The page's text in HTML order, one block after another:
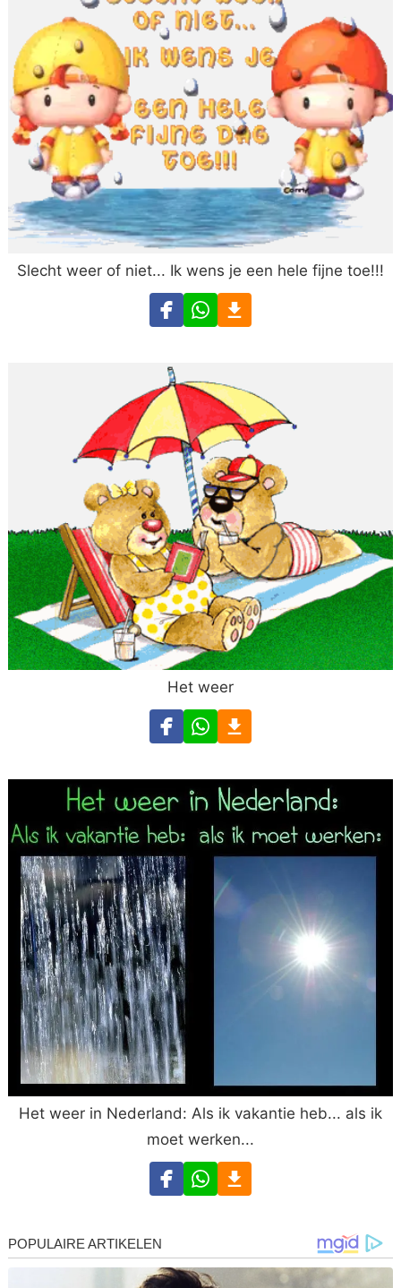
Slecht weer of niet... Ik wens je een hele fijne toe!!!
Het weer
Het weer in Nederland: Als ik vakantie heb... als ik
moet werken...